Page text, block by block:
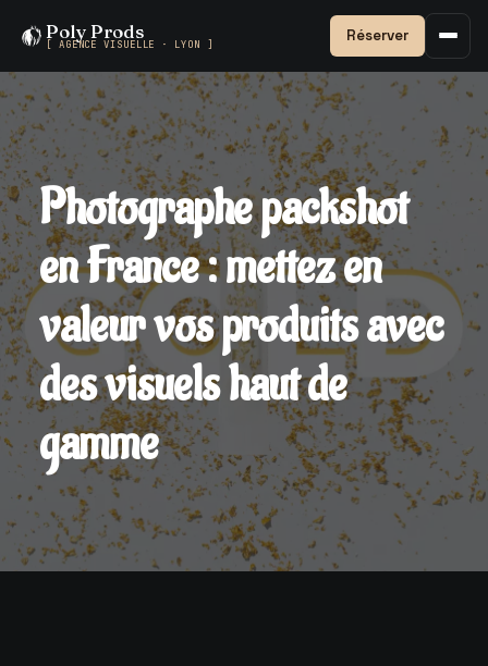
Poly Prods
[ AGENCE VISUELLE · LYON ] Réserver
Photographe packshot
en France : mettez en
valeur vos produits avec
des visuels haut de
gamme